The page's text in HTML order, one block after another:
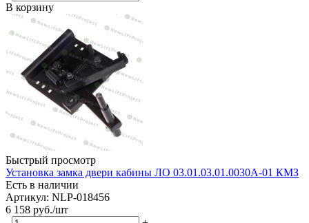
В корзину
Быстрый просмотр
Установка замка двери кабины ЛО 03.01.03.01.0030А-01 КМЗ
Есть в наличии
Артикул: NLP-018456
6 158 руб./шт